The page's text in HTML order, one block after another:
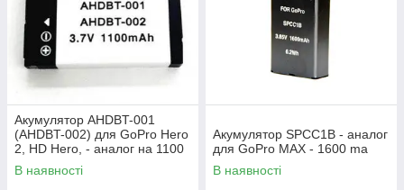
Акумулятор AHDBT-001
(AHDBT-002) для GoPro Hero
2, HD Hero, - аналог на 1100
ma
В наявності
Акумулятор SPCC1B - аналог
для GoPro MAX - 1600 ma
В наявності